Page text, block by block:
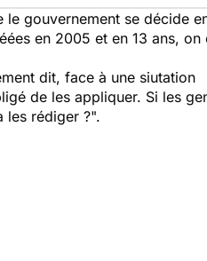
gouvernement se décide
en 2005 et en 13 ans, on
dit, face à une siutation
de les appliquer. Si les
les rédiger ?".